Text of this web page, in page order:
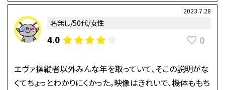
2023.7.28
名無し/50代/女性
4.0 0
エヴァ操縦者以外みんな年を取っていて、そこの説明がな
くてちょっとわかりにくかった。映像はきれいで、機体ももち